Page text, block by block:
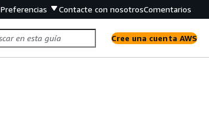
Preferencias Contacte con nosotrosComentarios
Cree una cuenta AWS